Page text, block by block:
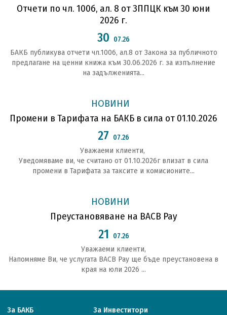
Отчети по чл. 100б, ал. 8 от ЗППЦК към 30 юни
2026 г.
30 07.26
БАКБ публикува отчети чл.1006, ал.8 от Закона за публичното
предлагане на ценни книжа към 30.06.2026 г. за изпълнение
на задълженията...
НОВИНИ
Промени в Тарифата на БАКБ в сила от 01.10.2026
27 07.26
Уважаеми клиенти,
Уведомяваме ви, че считано от 01.10.2026г влизат в сила
промени в Тарифата за таксите и комисионите...
НОВИНИ
Преустановяване на BACB Pay
21 07.26
Уважаеми клиенти,
Напомняме Ви, че услугата BACB Pay ще бъде преустановена в
края на юли 2026 ...
За БАКБ За Инвеститори